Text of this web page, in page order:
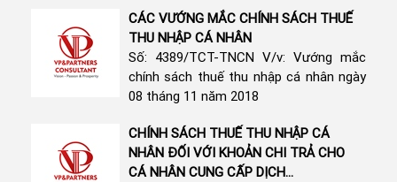
CÁC VƯỚNG MẮC CHÍNH SÁCH THUẾ
THU NHẬP CÁ NHÂN
Số: 4389/TCT-TNCN V/v: Vướng mắc
chính sách thuế thu nhập cá nhân ngày
08 tháng 11 năm 2018
CHÍNH SÁCH THUẾ THU NHẬP CÁ
NHÂN ĐỐI VỚI KHOẢN CHI TRẢ CHO
CÁ NHÂN CUNG CẤP DỊCH...